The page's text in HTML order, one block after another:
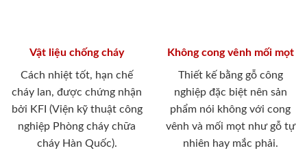
Vật liệu chống cháy
Cách nhiệt tốt, hạn chế
cháy lan, được chứng nhận
bởi KFI (Viện kỹ thuật công
nghiệp Phòng cháy chữa
cháy Hàn Quốc).
Không cong vênh mối mọt
Thiết kế bằng gỗ công
nghiệp đặc biệt nên sản
phẩm nói không với cong
vênh và mối mọt như gỗ tự
nhiên hay mắc phải.